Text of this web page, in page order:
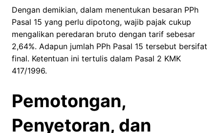
Dengan demikian, dalam menentukan besaran PPh
Pasal 15 yang perlu dipotong, wajib pajak cukup
mengalikan peredaran bruto dengan tarif sebesar
2,64%. Adapun jumlah PPh Pasal 15 tersebut bersifat
final. Ketentuan ini tertulis dalam Pasal 2 KMK
417/1996.
Pemotongan,
Penyetoran, dan